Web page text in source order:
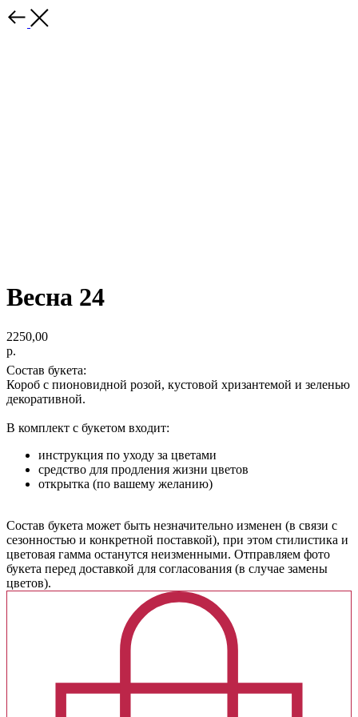
Весна 24
2250,00
р.
Состав букета:
Короб с пионовидной розой, кустовой хризантемой и зеленью
декоративной.
В комплект с букетом входит:
инструкция по уходу за цветами
средство для продления жизни цветов
открытка (по вашему желанию)
Cостав букета может быть незначительно изменен (в связи с
сезонностью и конкретной поставкой), при этом стилистика и
цветовая гамма останутся неизменными. Отправляем фото
букета перед доставкой для согласования (в случае замены
цветов).